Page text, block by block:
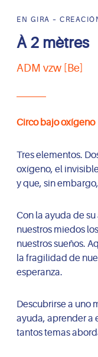
EN GIRA –
À 2 mètres
ADM vzw [Be]
Circo bajo oxígeno
Tres elementos.
oxígeno, el
y que, sin
Con la ayuda de
nuestros miedos
nuestros sueños.
la fragilidad de
esperanza.
Descubrirse a uno
ayuda, aprender a
tantos temas